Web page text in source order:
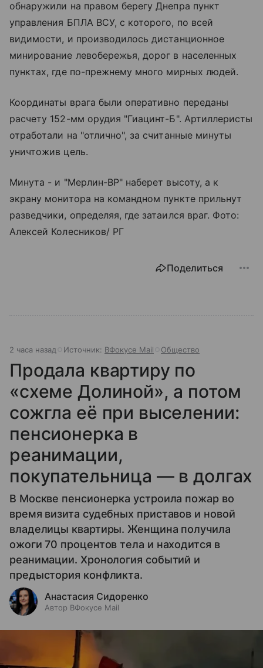
обнаружили на правом берегу Днепра пункт
управления БПЛА ВСУ, с которого, по всей
видимости, и производилось дистанционное
минирование левобережья, дорог в населенных
пунктах, где по-прежнему много мирных людей.
Координаты врага были оперативно переданы
расчету 152-мм орудия "Гиацинт-Б". Артиллеристы
отработали на "отлично", за считанные минуты
уничтожив цель.
Минута - и "Мерлин-ВР" наберет высоту, а к
экрану монитора на командном пункте прильнут
разведчики, определяя, где затаился враг. Фото:
Алексей Колесников/ РГ
Поделиться
2 часа назад Источник: ВФокусе Mail Общество
Продала квартиру по
«схеме Долиной», а потом
сожгла её при выселении:
пенсионерка в
реанимации,
покупательница — в долгах
В Москве пенсионерка устроила пожар во
время визита судебных приставов и новой
владелицы квартиры. Женщина получила
ожоги 70 процентов тела и находится в
реанимации. Хронология событий и
предыстория конфликта.
Анастасия Сидоренко
Автор ВФокусе Mail